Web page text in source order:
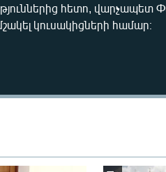
Auto
հետո, վարչապետ
կուսակիցների համար։